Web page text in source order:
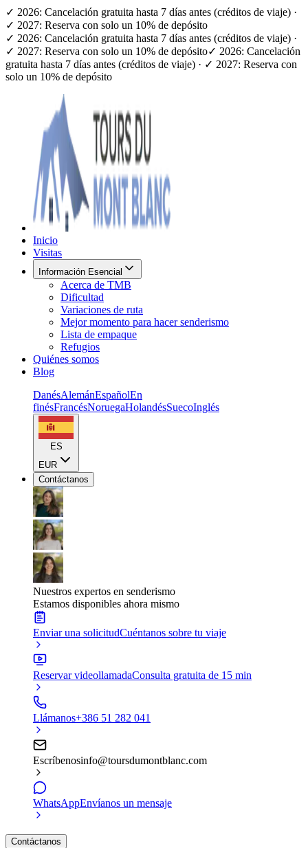
✓ 2026: Cancelación gratuita hasta 7 días antes (créditos de viaje) ·
✓ 2027: Reserva con solo un 10% de depósito
✓ 2026: Cancelación gratuita hasta 7 días antes (créditos de viaje) ·
✓ 2027: Reserva con solo un 10% de depósito✓ 2026: Cancelación
gratuita hasta 7 días antes (créditos de viaje) · ✓ 2027: Reserva con
solo un 10% de depósito
Inicio
Visitas
Información Esencial
Acerca de TMB
Dificultad
Variaciones de ruta
Mejor momento para hacer senderismo
Lista de empaque
Refugios
Quiénes somos
Blog
DanésAlemánEspañolEn
finésFrancésNoruegaHolandésSuecoInglés
ES
EUR
Contáctanos
Nuestros expertos en senderismo
Estamos disponibles ahora mismo
Enviar una solicitudCuéntanos sobre tu viaje
Reservar videollamadaConsulta gratuita de 15 min
Llámanos+386 51 282 041
Escríbenosinfo@toursdumontblanc.com
WhatsAppEnvíanos un mensaje
Contáctanos